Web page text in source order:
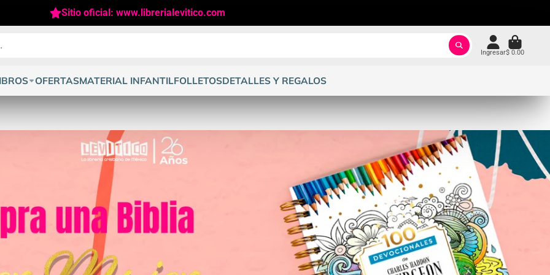
Sitio oficial: www.librerialevitico.com
Ingresar$ 0.00
OFERTASMATERIAL INFANTILFOLLETOSDETALLES Y REGALOS